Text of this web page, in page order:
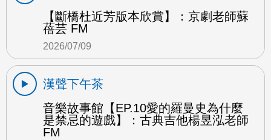
【斷橋杜近芳版本欣賞】：京劇老師蘇
蓓芸 FM
2026/07/09
漢聲下午茶
音樂故事館【EP.10愛的羅曼史為什麼
是禁忌的遊戲】：古典吉他楊昱泓老師
FM